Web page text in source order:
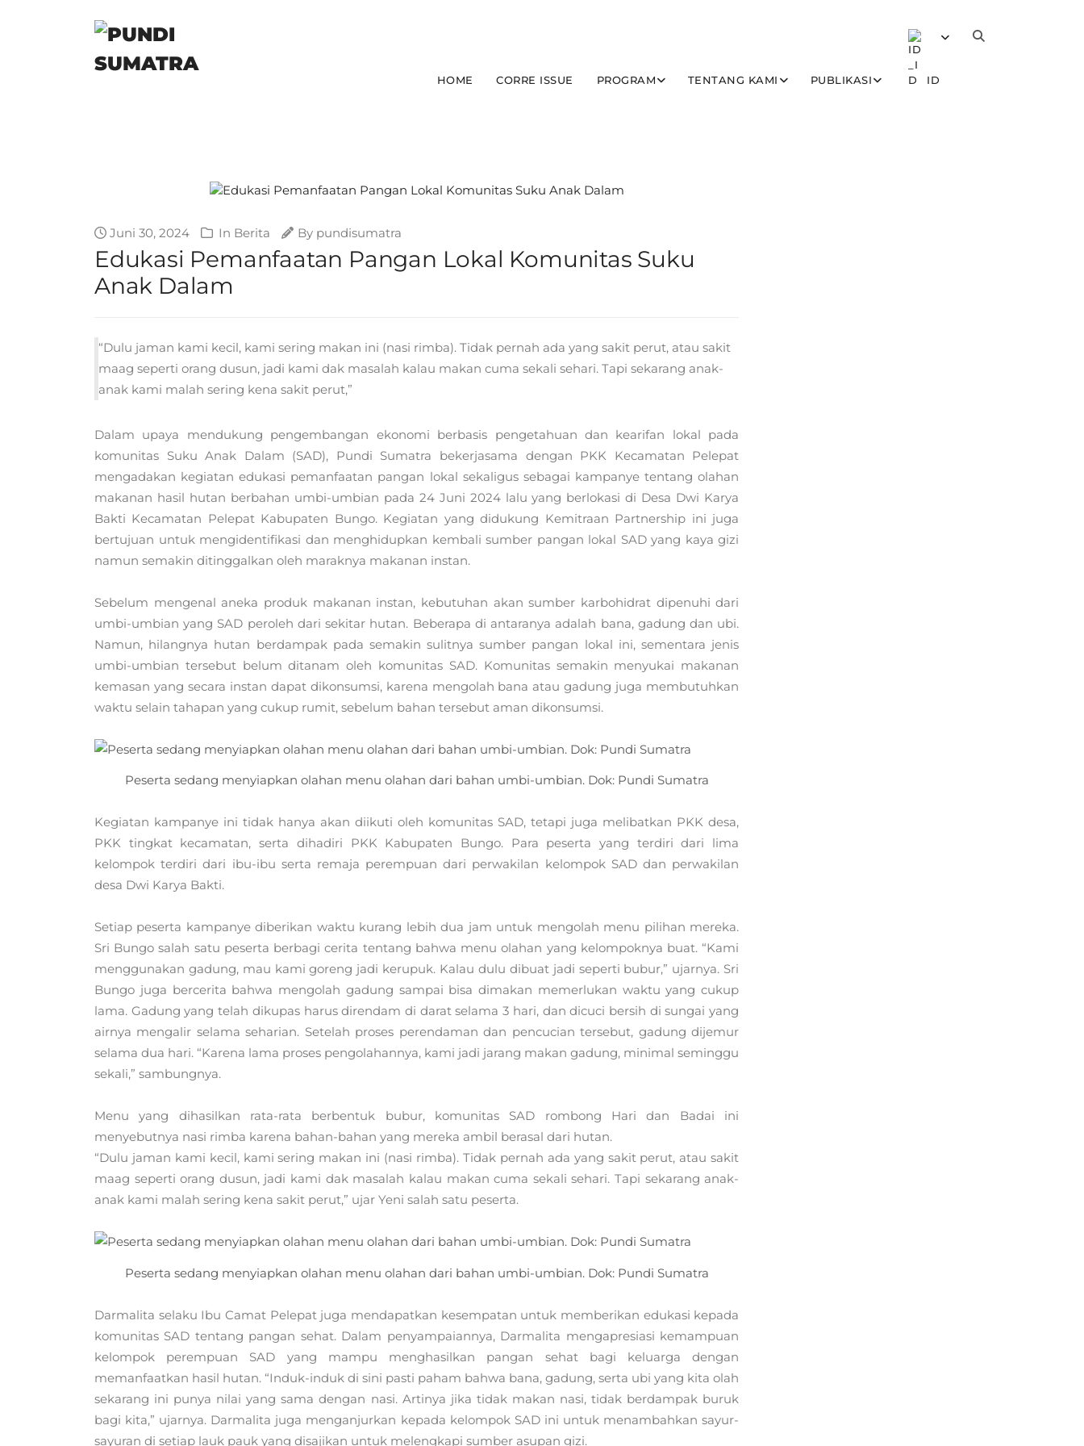
HOME CORRE ISSUE PROGRAM TENTANG KAMI PUBLIKASI ID
Juni 30, 2024 In Berita By pundisumatra
Edukasi Pemanfaatan Pangan Lokal Komunitas Suku
Anak Dalam
“Dulu jaman kami kecil, kami sering makan ini (nasi rimba). Tidak pernah ada yang sakit perut, atau sakit
maag seperti orang dusun, jadi kami dak masalah kalau makan cuma sekali sehari. Tapi sekarang anak-
anak kami malah sering kena sakit perut,”
Dalam upaya mendukung pengembangan ekonomi berbasis pengetahuan dan kearifan lokal pada
komunitas Suku Anak Dalam (SAD), Pundi Sumatra bekerjasama dengan PKK Kecamatan Pelepat
mengadakan kegiatan edukasi pemanfaatan pangan lokal sekaligus sebagai kampanye tentang olahan
makanan hasil hutan berbahan umbi-umbian pada 24 Juni 2024 lalu yang berlokasi di Desa Dwi Karya
Bakti Kecamatan Pelepat Kabupaten Bungo. Kegiatan yang didukung Kemitraan Partnership ini juga
bertujuan untuk mengidentifikasi dan menghidupkan kembali sumber pangan lokal SAD yang kaya gizi
namun semakin ditinggalkan oleh maraknya makanan instan.
Sebelum mengenal aneka produk makanan instan, kebutuhan akan sumber karbohidrat dipenuhi dari
umbi-umbian yang SAD peroleh dari sekitar hutan. Beberapa di antaranya adalah bana, gadung dan ubi.
Namun, hilangnya hutan berdampak pada semakin sulitnya sumber pangan lokal ini, sementara jenis
umbi-umbian tersebut belum ditanam oleh komunitas SAD. Komunitas semakin menyukai makanan
kemasan yang secara instan dapat dikonsumsi, karena mengolah bana atau gadung juga membutuhkan
waktu selain tahapan yang cukup rumit, sebelum bahan tersebut aman dikonsumsi.
Peserta sedang menyiapkan olahan menu olahan dari bahan umbi-umbian. Dok: Pundi Sumatra
Kegiatan kampanye ini tidak hanya akan diikuti oleh komunitas SAD, tetapi juga melibatkan PKK desa,
PKK tingkat kecamatan, serta dihadiri PKK Kabupaten Bungo. Para peserta yang terdiri dari lima
kelompok terdiri dari ibu-ibu serta remaja perempuan dari perwakilan kelompok SAD dan perwakilan
desa Dwi Karya Bakti.
Setiap peserta kampanye diberikan waktu kurang lebih dua jam untuk mengolah menu pilihan mereka.
Sri Bungo salah satu peserta berbagi cerita tentang bahwa menu olahan yang kelompoknya buat. “Kami
menggunakan gadung, mau kami goreng jadi kerupuk. Kalau dulu dibuat jadi seperti bubur,” ujarnya. Sri
Bungo juga bercerita bahwa mengolah gadung sampai bisa dimakan memerlukan waktu yang cukup
lama. Gadung yang telah dikupas harus direndam di darat selama 3 hari, dan dicuci bersih di sungai yang
airnya mengalir selama seharian. Setelah proses perendaman dan pencucian tersebut, gadung dijemur
selama dua hari. “Karena lama proses pengolahannya, kami jadi jarang makan gadung, minimal seminggu
sekali,” sambungnya.
Menu yang dihasilkan rata-rata berbentuk bubur, komunitas SAD rombong Hari dan Badai ini
menyebutnya nasi rimba karena bahan-bahan yang mereka ambil berasal dari hutan.
“Dulu jaman kami kecil, kami sering makan ini (nasi rimba). Tidak pernah ada yang sakit perut, atau sakit
maag seperti orang dusun, jadi kami dak masalah kalau makan cuma sekali sehari. Tapi sekarang anak-
anak kami malah sering kena sakit perut,” ujar Yeni salah satu peserta.
Peserta sedang menyiapkan olahan menu olahan dari bahan umbi-umbian. Dok: Pundi Sumatra
Darmalita selaku Ibu Camat Pelepat juga mendapatkan kesempatan untuk memberikan edukasi kepada
komunitas SAD tentang pangan sehat. Dalam penyampaiannya, Darmalita mengapresiasi kemampuan
kelompok perempuan SAD yang mampu menghasilkan pangan sehat bagi keluarga dengan
memanfaatkan hasil hutan. “Induk-induk di sini pasti paham bahwa bana, gadung, serta ubi yang kita olah
sekarang ini punya nilai yang sama dengan nasi. Artinya jika tidak makan nasi, tidak berdampak buruk
bagi kita,” ujarnya. Darmalita juga menganjurkan kepada kelompok SAD ini untuk menambahkan sayur-
sayuran di setiap lauk pauk yang disajikan untuk melengkapi sumber asupan gizi.